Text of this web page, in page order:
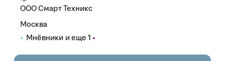
ОООСмарт Техникс
Москва
Мнёвники и еще 1